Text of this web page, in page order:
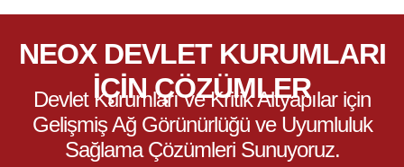
NEOX DEVLET KURUMLARI
İÇIN ÇÖZÜMLER
Devlet Kurumları ve Kritik Altyapılar için
Gelişmiş Ağ Görünürlüğü ve Uyumluluk
Sağlama Çözümleri Sunuyoruz.